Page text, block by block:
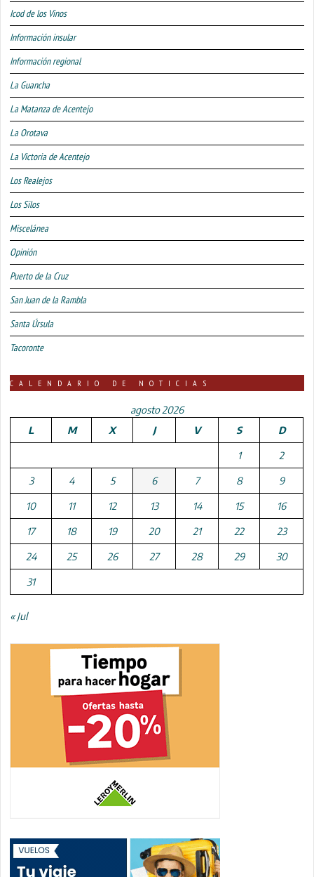
Icod de los Vinos
Información insular
Información regional
La Guancha
La Matanza de Acentejo
La Orotava
La Victoria de Acentejo
Los Realejos
Los Silos
Miscelánea
Opinión
Puerto de la Cruz
San Juan de la Rambla
Santa Úrsula
Tacoronte
CALENDARIO DE NOTICIAS
agosto 2026
L
M X J V S D
1 2
3 4 5 6 7 8 9
10 11 12 13 14 15 16
17 18 19 20 21 22 23
24 25 26 27 28 29 30
31
« Jul